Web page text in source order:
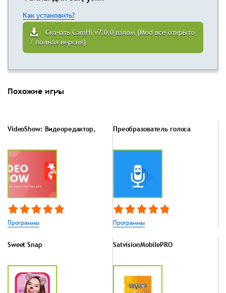
Как установить?
Скачать CamHi v7.0.0 взлом (Mod все открыто
/ полная версия)
Похожие игры
VideoShow: Видеоредактор,
Программы
Преобразователь голоса
Программы
Sweet Snap SatvisionMobilePRO